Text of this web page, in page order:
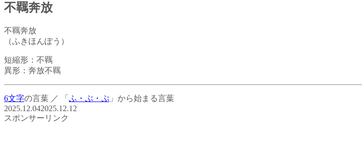
不羈奔放
不羈奔放
（ふきほんぽう）
短縮形： 不羈
異形： 奔放不羈
6文字の言葉 ／ 「 ふ・ぶ・ぷ 」から始まる言葉
2025.12.042025.12.12
スポンサーリンク